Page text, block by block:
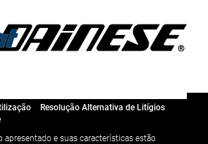
Resolução Alternativa de Litígios
e suas características estão